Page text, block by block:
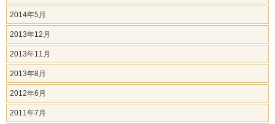
2014年5月
2013年12月
2013年11月
2013年8月
2012年6月
2011年7月